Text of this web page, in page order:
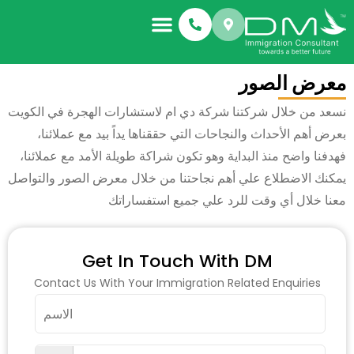
معرض الصور
نسعد من خلال شركتنا شركة دي ام لاستشارات الهجرة في الكويت
بعرض أهم الأحداث والنجاحات التي حققناها يداً بيد مع عملائنا،
فهدفنا واضح منذ البداية وهو تكون شراكة طويلة الأمد مع عملائنا،
يمكنك الاضطلاع علي أهم نجاحتنا من خلال معرض الصور والتواصل
معنا خلال أي وقت للرد علي جميع استفساراتك
Get In Touch With DM
Contact Us With Your Immigration Related Enquiries